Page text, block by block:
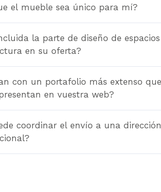
el mueble sea único para mí?
la parte de diseño de
en su oferta?
con un portafolio más extenso que
en vuestra web?
coordinar el envío a una dirección